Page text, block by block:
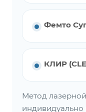
Фемто
КЛИР
Метод
индивидуально